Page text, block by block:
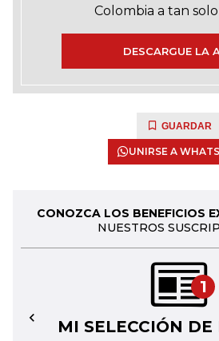
Colombia a tan
DESCARGUE LA
GUARDAR
UNIRSE A
CONOZCA LOS BENEFICIOS
NUESTROS
1
MI SELECCIÓN DE
←